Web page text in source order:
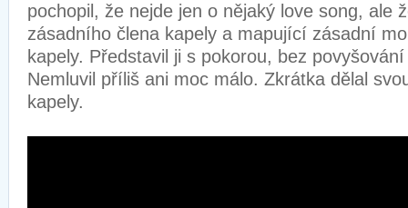
pochopil, že nejde jen o nějaký love song, ale
zásadního člena kapely a mapující zásadní
kapely. Představil ji s pokorou, bez
Nemluvil příliš ani moc málo. Zkrátka dělal
kapely.